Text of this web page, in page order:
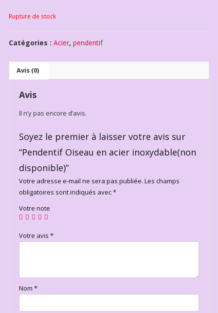
Rupture de stock
Catégories : Acier, pendentif
Avis (0)
Avis
Il n’y pas encore d’avis.
Soyez le premier à laisser votre avis sur
“Pendentif Oiseau en acier inoxydable(non
disponible)”
Votre adresse e-mail ne sera pas publiée. Les champs
obligatoires sont indiqués avec*
Votre note
Votre avis *
Nom *